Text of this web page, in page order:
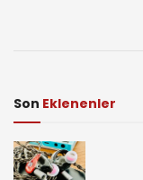
Son Eklenenler